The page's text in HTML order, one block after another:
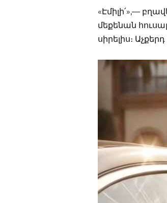
«Էմիլի՛»,—
մեքենան
սիրելիս։